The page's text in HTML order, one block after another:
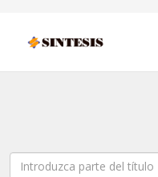
Introduzca parte del título